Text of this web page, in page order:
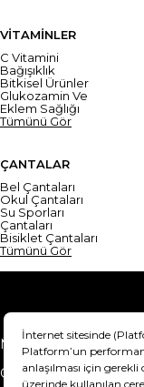
VİTAMİNLER
C Vitamini
Bağışıklık
Bitkisel Ürünler
Glukozamin Ve
Eklem Sağlığı
Tümünü Gör
ÇANTALAR
Bel Çantaları
Okul Çantaları
Su Sporları
Çantaları
Bisiklet Çantaları
Tümünü Gör
Mesafeli Satış
Gizlilik Sözleşmesi